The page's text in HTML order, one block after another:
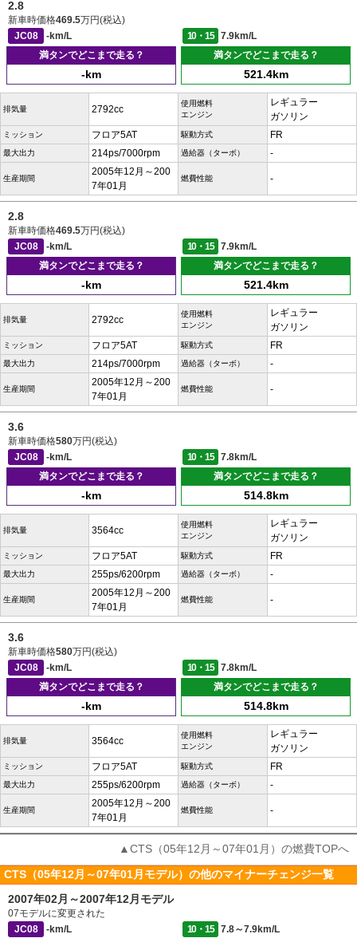
2.8
新車時価格469.5万円(税込)
JC08
-km/L 10・15
7.9km/L
満タンでどこまで走る？
-km
満タンでどこまで走る？
521.4km
排気量 2792cc
使用燃料
エンジン
レギュラー
ガソリン
ミッション フロア5AT 駆動方式 FR
最大出力 214ps/7000rpm 過給器（ターボ） -
生産期間
2005年12月～200
7年01月
燃費性能 -
2.8
新車時価格469.5万円(税込)
JC08
-km/L 10・15
7.9km/L
満タンでどこまで走る？
-km
満タンでどこまで走る？
521.4km
排気量 2792cc
使用燃料
エンジン
レギュラー
ガソリン
ミッション フロア5AT 駆動方式 FR
最大出力 214ps/7000rpm 過給器（ターボ） -
生産期間
2005年12月～200
7年01月
燃費性能 -
3.6
新車時価格580万円(税込)
JC08
-km/L 10・15
7.8km/L
満タンでどこまで走る？
-km
満タンでどこまで走る？
514.8km
排気量 3564cc
使用燃料
エンジン
レギュラー
ガソリン
ミッション フロア5AT 駆動方式 FR
最大出力 255ps/6200rpm 過給器（ターボ） -
生産期間
2005年12月～200
7年01月
燃費性能 -
3.6
新車時価格580万円(税込)
JC08
-km/L 10・15
7.8km/L
満タンでどこまで走る？
-km
満タンでどこまで走る？
514.8km
排気量 3564cc
使用燃料
エンジン
レギュラー
ガソリン
ミッション フロア5AT 駆動方式 FR
最大出力 255ps/6200rpm 過給器（ターボ） -
生産期間
2005年12月～200
7年01月
燃費性能 -
▲CTS（05年12月～07年01月）の燃費TOPへ
CTS（05年12月～07年01月モデル）の他のマイナーチェンジ一覧
2007年02月～2007年12月モデル
07モデルに変更された
JC08
-km/L 10・15 7.8～7.9km/L